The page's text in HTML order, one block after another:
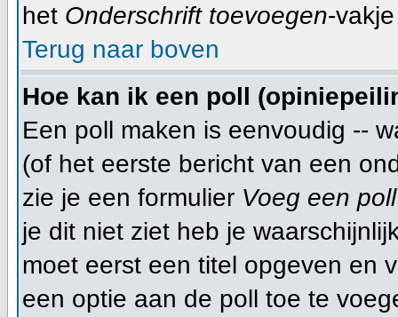
het Onderschrift toevoegen-
Terug naar boven
Hoe kan ik een poll
Een poll maken is eenvoudig --
(of het eerste bericht van een
zie je een formulier Voeg een
je dit niet ziet heb je
moet eerst een titel opgeven en
een optie aan de poll toe te